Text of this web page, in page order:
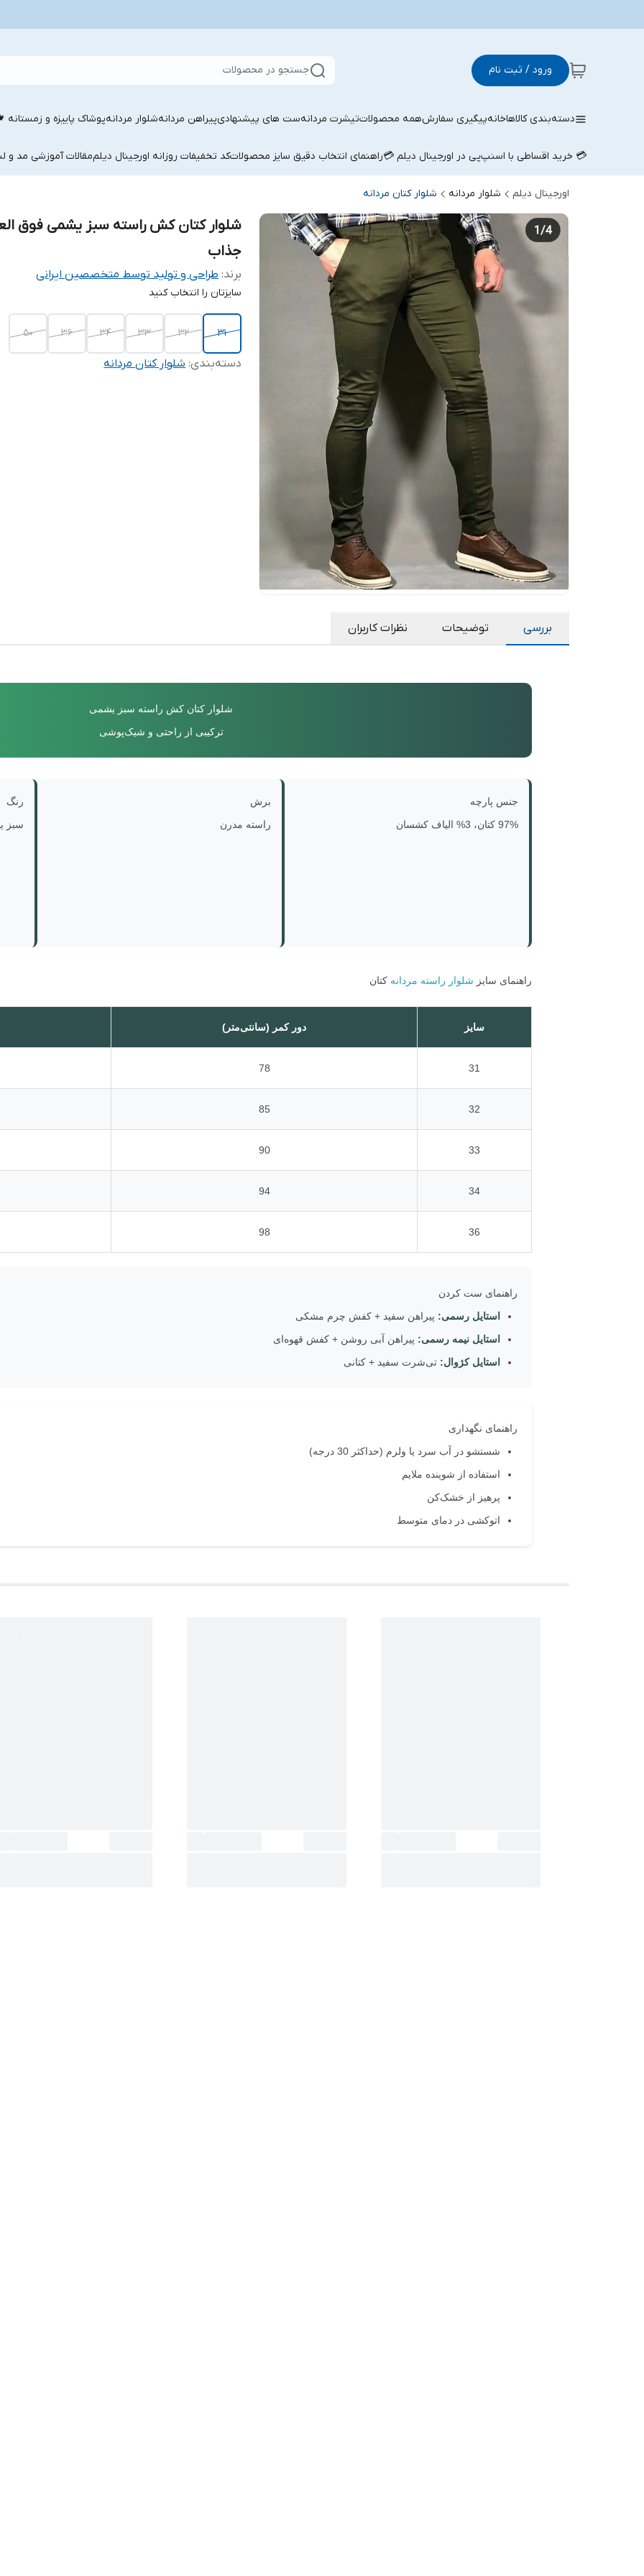
ورود / ثبت نام جستجو در محصولات
دسته‌بندی کالاهاخانهپیگیری سفارشهمه محصولاتتیشرت مردانهست های پیشنهادیپیراهن مردانهشلوار مردانهپوشاک پاییزه و زمستانه
💳 خرید اقساطی با اسنپ‌پی در اورجینال دیلم 💳راهنمای انتخاب دقیق سایز محصولاتکد تخفیفات روزانه اورجینال دیلممقالات آموزشی مد و
اورجینال دیلم شلوار مردانه شلوار کتان مردانه
شلوار کتان کش راسته سبز یشمی فوق
جذاب
برند: طراحی و تولید توسط متخصصین ایرانی
سایزتان را انتخاب کنید
۳۱ ۳۲ ۳۳ ۳۴ ۳۶ ۵۰
دسته‌بندی:شلوار کتان مردانه
بررسی توضیحات نظرات کاربران
شلوار کتان کش راسته سبز یشمی
ترکیبی از راحتی و شیک‌پوشی
جنس پارچه
97% کتان، 3% الیاف کشسان
برش
راسته مدرن
رنگ
سبز
راهنمای سایز شلوار راسته مردانه کتان
سایز دور کمر (سانتی‌متر)
31
78
32
85
33
90
34
94
36
98
راهنمای ست کردن
استایل رسمی: پیراهن سفید + کفش چرم مشکی
استایل نیمه رسمی: پیراهن آبی روشن + کفش قهوه‌ای
استایل کژوال: تی‌شرت سفید + کتانی
راهنمای نگهداری
شستشو در آب سرد یا ولرم (حداکثر 30 درجه)
استفاده از شوینده ملایم
پرهیز از خشک‌کن
اتوکشی در دمای متوسط